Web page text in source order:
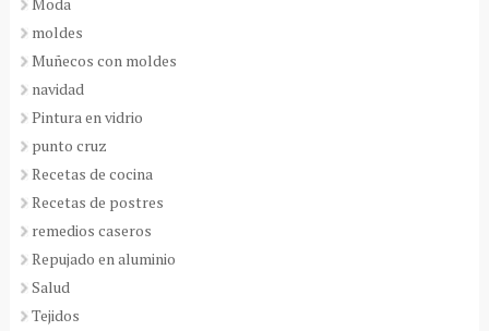
moldes
Muñecos con moldes
navidad
Pintura en vidrio
punto cruz
Recetas de cocina
Recetas de postres
remedios caseros
Repujado en aluminio
Salud
Tejidos